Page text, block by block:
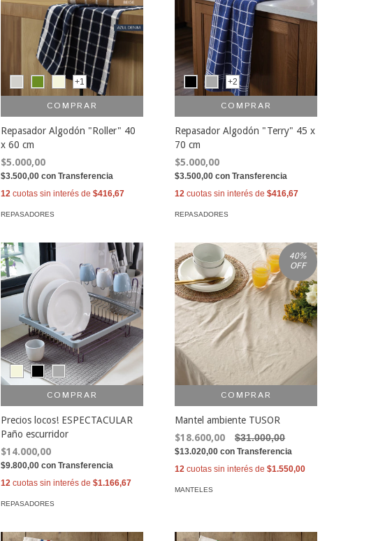
+1
COMPRAR
Repasador Algodón "Roller" 40
x 60 cm
$5.000,00
$3.500,00con Transferencia
12 cuotas sin interés de$416,67
REPASADORES
+2
COMPRAR
Repasador Algodón "Terry" 45 x
70 cm
$5.000,00
$3.500,00con Transferencia
12 cuotas sin interés de$416,67
REPASADORES
COMPRAR
Precios locos! ESPECTACULAR
Paño escurridor
$14.000,00
$9.800,00con Transferencia
12 cuotas sin interés de$1.166,67
REPASADORES
40%
OFF
COMPRAR
Mantel ambiente TUSOR
$18.600,00
$31.000,00
$13.020,00con Transferencia
12 cuotas sin interés de$1.550,00
MANTELES